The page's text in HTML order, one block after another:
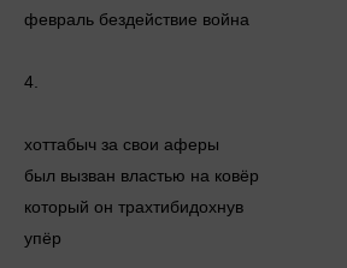
февраль бездействие война
4.
хоттабыч за свои аферы
был вызван властью на ковёр
который он трахтибидохнув
упёр